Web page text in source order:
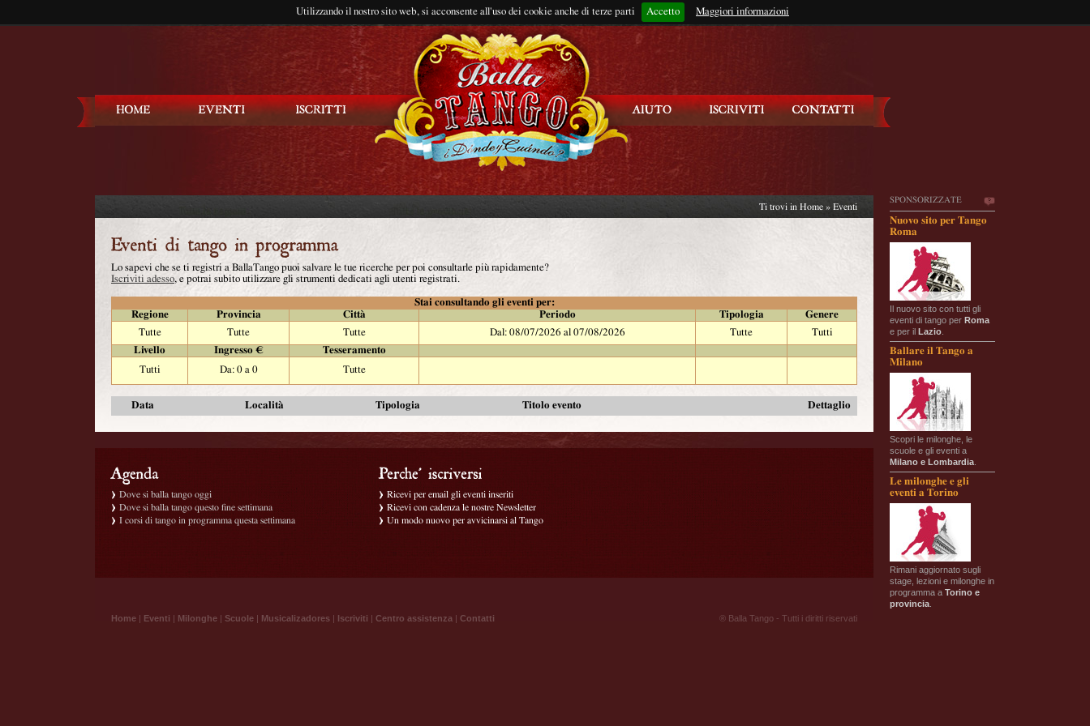
Utilizzando il nostro sito web, si acconsente all'uso dei cookie anche di terze parti Accetto Maggiori informazioni
Rimani connesso?
SPONSORIZZATE
Nuovo sito per Tango
Roma
Il nuovo sito con tutti gli
eventi di tango per Roma
e per il Lazio
Ballare il Tango a
Milano
Scopri le milonghe, le
scuole e gli eventi a
Milano e Lombardia
Le milonghe e gli
eventi a Torino
Rimani aggiornato sugli
stage, lezioni e milonghe in
programma a Torino e
provincia
Ti trovi in Home » Eventi
Lo sapevi che se ti registri a BallaTango puoi salvare le tue ricerche per poi consultarle più rapidamente?
Iscriviti adesso, e potrai subito utilizzare gli strumenti dedicati agli utenti registrati.
Stai consultando gli eventi per:
Regione
Provincia Città Periodo Tipologia
Genere
Tutte
Tutte Tutte Dal: 08/07/2026 al 07/08/2026 Tutte
Tutti
Livello
Ingresso €
Tesseramento
Tutti
Da: 0 a 0 Tutte
Data Località Tipologia Titolo evento Dettaglio
Dove si balla tango oggi
Dove si balla tango questo fine settimana
I corsi di tango in programma questa settimana
Ricevi per email gli eventi inseriti
Ricevi con cadenza le nostre Newsletter
Un modo nuovo per avvicinarsi al Tango
Home | Eventi | Milonghe | Scuole | Musicalizadores | Iscriviti | Centro assistenza | Contatti ® Balla Tango - Tutti i diritti riservati